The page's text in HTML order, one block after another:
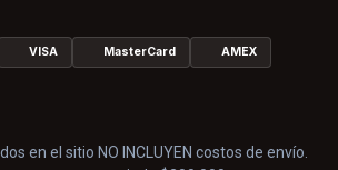
VISA MasterCard AMEX
en el sitio NO INCLUYEN costos de envío.